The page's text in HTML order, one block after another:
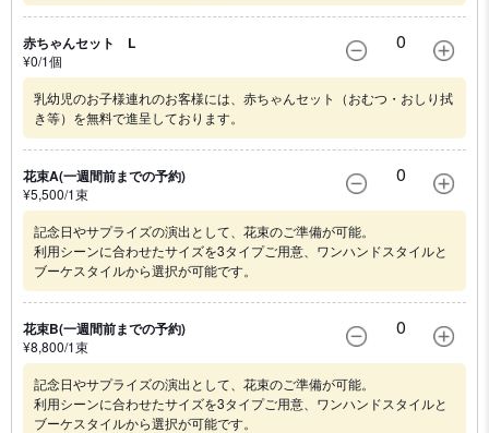
赤ちゃんセット L
¥0/1個
0
乳幼児のお子様連れのお客様には、赤ちゃんセット（おむつ・おしり拭
き等）を無料で進呈しております。
花束A(一週間前までの予約)
¥5,500/1束
0
記念日やサプライズの演出として、花束のご準備が可能。
利用シーンに合わせたサイズを3タイプご用意、ワンハンドスタイルと
ブーケスタイルから選択が可能です。
花束B(一週間前までの予約)
¥8,800/1束
0
記念日やサプライズの演出として、花束のご準備が可能。
利用シーンに合わせたサイズを3タイプご用意、ワンハンドスタイルと
ブーケスタイルから選択が可能です。